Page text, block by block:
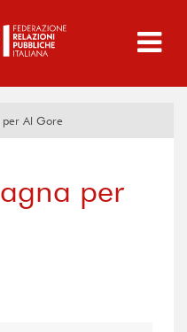
per Al Gore
per